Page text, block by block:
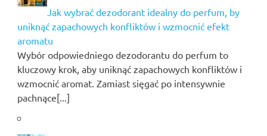
Jak wybrać dezodorant idealny do perfum, by
uniknąć zapachowych konfliktów i wzmocnić efekt
aromatu
Wybór odpowiedniego dezodorantu do perfum to
kluczowy krok, aby uniknąć zapachowych konfliktów i
wzmocnić aromat. Zamiast sięgać po intensywnie
pachnące[...]